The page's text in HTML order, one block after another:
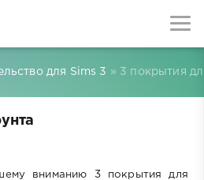
для Sims 3 » 3 покрытия
вниманию 3 покрытия для